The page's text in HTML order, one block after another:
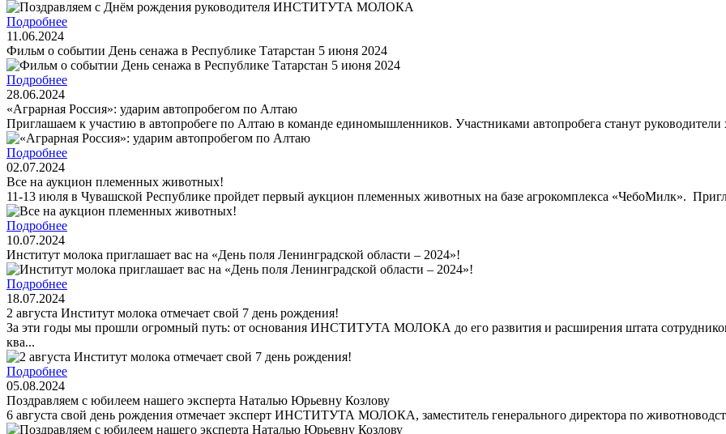
Подробнее
11.06.2024
Фильм о событии День сенажа в Республике Татарстан 5 июня 2024
Подробнее
28.06.2024
«Аграрная Россия»: ударим автопробегом по Алтаю
Приглашаем к участию в автопробеге по Алтаю в команде единомышленников. Участниками автопробега станут руководители
Подробнее
02.07.2024
Все на аукцион племенных животных!
11-13 июля в Чувашской Республике пройдет первый аукцион племенных животных на базе агрокомплекса «ЧебоМилк».
Подробнее
10.07.2024
Институт молока приглашает вас на «День поля Ленинградской области – 2024»!
Подробнее
18.07.2024
2 августа Институт молока отмечает свой 7 день рождения!
За эти годы мы прошли огромный путь: от основания ИНСТИТУТА МОЛОКА до его развития и расширения штата
ква...
Подробнее
05.08.2024
Поздравляем с юбилеем нашего эксперта Наталью Юрьевну Козлову
6 августа свой день рождения отмечает эксперт ИНСТИТУТА МОЛОКА, заместитель генерального директора по